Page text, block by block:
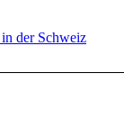
der Schweiz